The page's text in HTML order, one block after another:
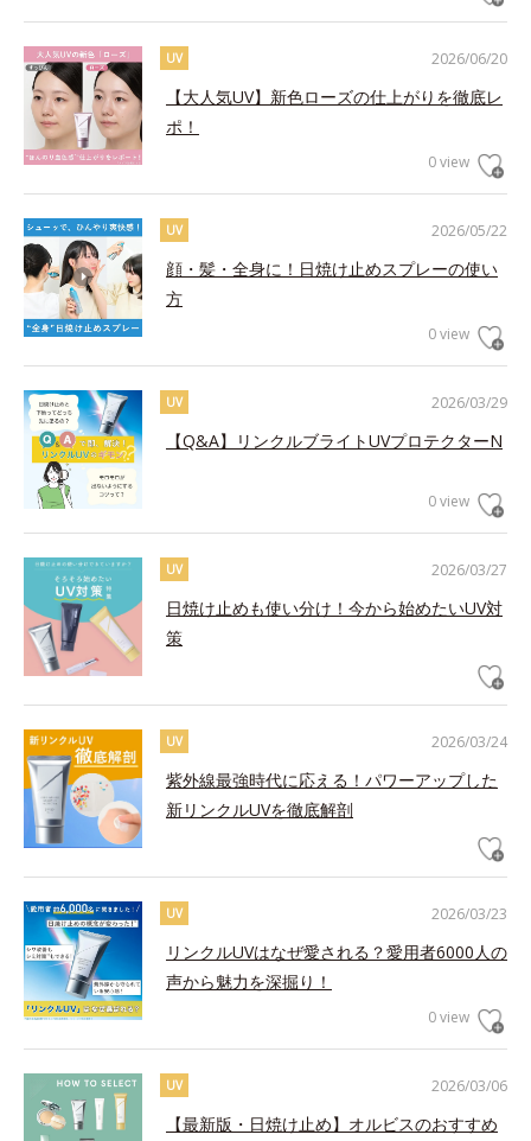
2026/06/20
UV
【大人気UV】新色ローズの仕上がりを徹底レ
ポ！
0 view
2026/05/22
UV
顔・髪・全身に！日焼け止めスプレーの使い
方
0 view
2026/03/29
UV
【Q&A】リンクルブライトUVプロテクターN
0 view
2026/03/27
UV
日焼け止めも使い分け！今から始めたいUV対
策
2026/03/24
UV
紫外線最強時代に応える！パワーアップした
新リンクルUVを徹底解剖
2026/03/23
UV
リンクルUVはなぜ愛される？愛用者6000人の
声から魅力を深掘り！
0 view
2026/03/06
UV
【最新版・日焼け止め】オルビスのおすすめ